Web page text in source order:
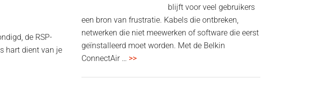
de RSP-
hart dient van je
blijft voor veel gebruikers
een bron van frustratie. Kabels die ontbreken,
netwerken die niet meewerken of software die eerst
geïnstalleerd moet worden. Met de Belkin
ConnectAir … >>overBelkin